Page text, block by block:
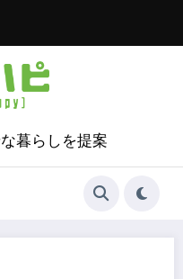
暮らしを提案